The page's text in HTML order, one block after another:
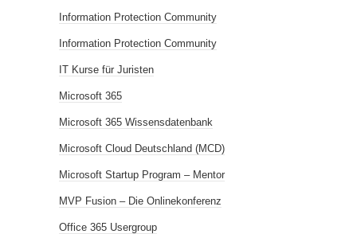
Information Protection Community
Information Protection Community
IT Kurse für Juristen
Microsoft 365
Microsoft 365 Wissensdatenbank
Microsoft Cloud Deutschland (MCD)
Microsoft Startup Program – Mentor
MVP Fusion – Die Onlinekonferenz
Office 365 Usergroup